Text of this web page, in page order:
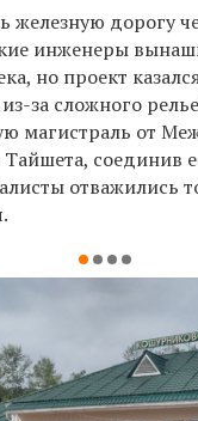
дорогу
инженеры
но проект
за сложного
магистраль от
Тайшета, соединив
отважились